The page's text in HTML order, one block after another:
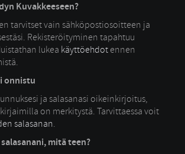
Kuvakkeeseen?
tarvitset vain sähköpostiosoitteen ja
Rekisteröityminen tapahtuu
lukea käyttöehdot ennen
onnistu
ja salasanasi oikeinkirjoitus,
on merkitystä. Tarvittaessa voit
salasanan.
mitä teen?